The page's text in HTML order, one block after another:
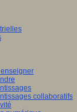
collaboratifs